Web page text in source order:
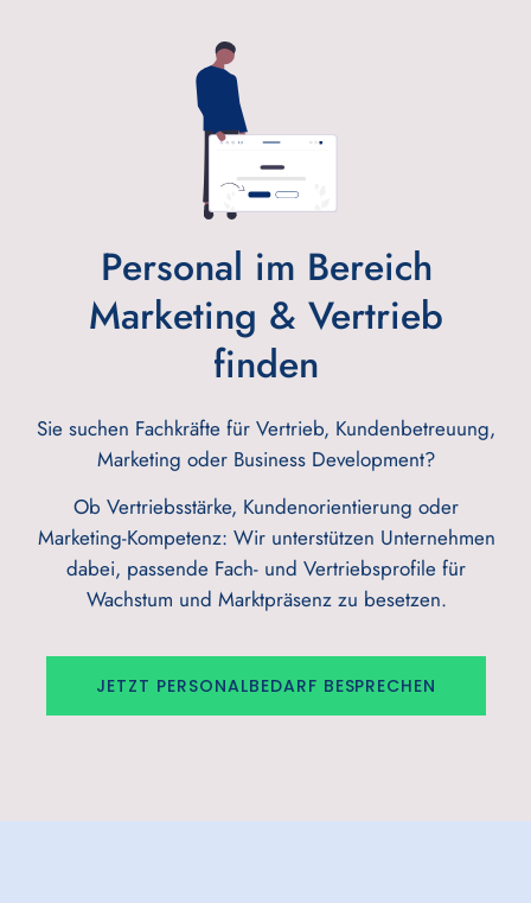
Personal im Bereich
Marketing & Vertrieb
finden
Sie suchen Fachkräfte für Vertrieb, Kundenbetreuung,
Marketing oder Business Development?
Ob Vertriebsstärke, Kundenorientierung oder
Marketing-Kompetenz: Wir unterstützen Unternehmen
dabei, passende Fach- und Vertriebsprofile für
Wachstum und Marktpräsenz zu besetzen.
JETZT PERSONALBEDARF BESPRECHEN